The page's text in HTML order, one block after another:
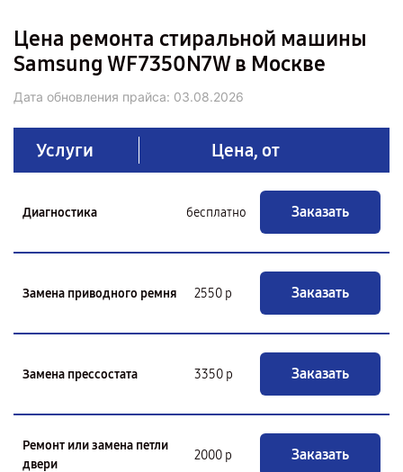
Цена ремонта стиральной машины
Samsung WF7350N7W в Москве
Дата обновления прайса: 03.08.2026
Услуги Цена, от
Диагностика бесплатно Заказать
Замена приводного ремня 2550 р Заказать
Замена прессостата 3350 р Заказать
Ремонт или замена петли
двери
2000 р Заказать